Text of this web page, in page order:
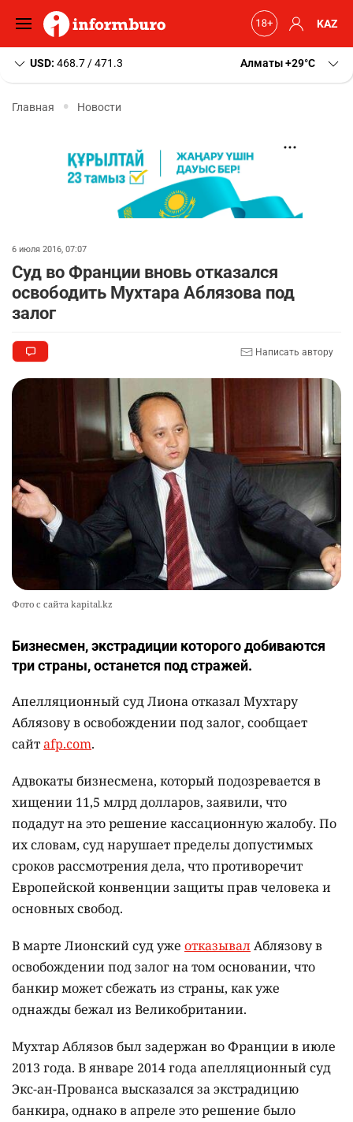
KAZ
USD: 468.7 / 471.3 Алматы+29 C
Главная Новости
6 июля 2016, 07:07
Суд во Франции вновь отказался
освободить Мухтара Аблязова под
залог
Написать автору
Фото с сайта kapital.kz
Бизнесмен, экстрадиции которого добиваются
три страны, останется под стражей.
Апелляционный суд Лиона отказал Мухтару
Аблязову в освобождении под залог, сообщает
сайтafp.com.
Адвокаты бизнесмена, который подозревается в
хищении 11,5 млрд долларов, заявили, что
подадут на это решение кассационную жалобу. По
их словам, суд нарушает пределы допустимых
сроков рассмотрения дела, что противоречит
Европейской конвенции защиты прав человека и
основных свобод.
В марте Лионский суд уже отказывалАблязову в
освобождении под залог на том основании, что
банкир может сбежать из страны, как уже
однажды бежал из Великобритании.
Мухтар Аблязов был задержан во Франции в июле
2013 года. В январе 2014 года апелляционный суд
Экс-ан-Прованса высказался за экстрадицию
банкира, однако в апреле это решение было